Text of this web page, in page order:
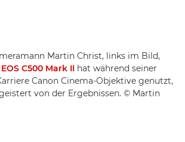
Martin Christ, links im Bild,
C500 Mark II hat während seiner
Canon Cinema-Objektive genutzt,
von der Ergebnissen. © Martin